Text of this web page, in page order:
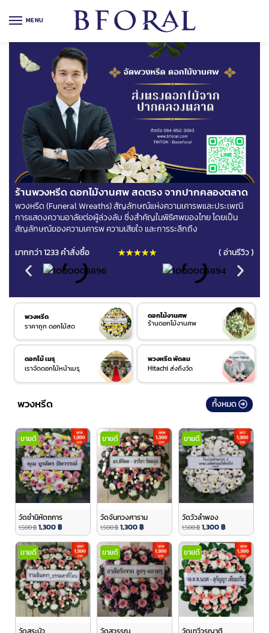
MENU
ร้านพวงหรีด ดอกไม้งานศพ สดตรง จากปากคลองตลาด
พวงหรีด (Funeral Wreaths) สัญลักษณ์แห่งความเคารพและประเพณี
การแสดงความอาลัยต่อผู้ล่วงลับ ซึ่งสำคัญในพิธีศพของไทย โดยเป็น
สัญลักษณ์ของความเคารพ ความเสียใจ และการระลึกถึง
มากกว่า 1233 คำสั่งซื้อ
★★★★★ ( อ่านรีวิว )
พวงหรีด
ราคาถูก ดอกไม้สด
ดอกไม้งานศพ
ร้านดอกไม้งานศพ
ดอกไม้ เมรุ
เราจัดดอกไม้หน้าเมรุ
พวงหรีด พัดลม
Hitachi ส่งถึงวัด
พวงหรีด ทั้งหมด
ขายดี
วัดชำนิหัตถการ
1,500฿ 1,300฿
ขายดี
วัดจันทวงศาราม
1,500฿ 1,300฿
ขายดี
วัดวัวลำพอง
1,500฿ 1,300฿
ขายดี ขายดี ขายดี